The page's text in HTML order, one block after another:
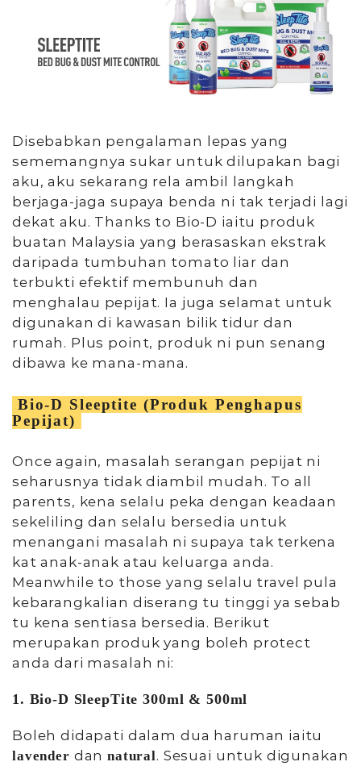
Disebabkan pengalaman lepas yang
sememangnya sukar untuk dilupakan bagi
aku, aku sekarang rela ambil langkah
berjaga-jaga supaya benda ni tak terjadi lagi
dekat aku. Thanks to Bio-D iaitu produk
buatan Malaysia yang berasaskan ekstrak
daripada tumbuhan tomato liar dan
terbukti efektif membunuh dan
menghalau pepijat. Ia juga selamat untuk
digunakan di kawasan bilik tidur dan
rumah. Plus point, produk ni pun senang
dibawa ke mana-mana.
Bio-D Sleeptite (Produk Penghapus
Pepijat)
Once again, masalah serangan pepijat ni
seharusnya tidak diambil mudah. To all
parents, kena selalu peka dengan keadaan
sekeliling dan selalu bersedia untuk
menangani masalah ni supaya tak terkena
kat anak-anak atau keluarga anda.
Meanwhile to those yang selalu travel pula
kebarangkalian diserang tu tinggi ya sebab
tu kena sentiasa bersedia. Berikut
merupakan produk yang boleh protect
anda dari masalah ni:
1. Bio-D SleepTite 300ml & 500ml
Boleh didapati dalam dua haruman iaitu
lavender dannatural. Sesuai untuk digunakan